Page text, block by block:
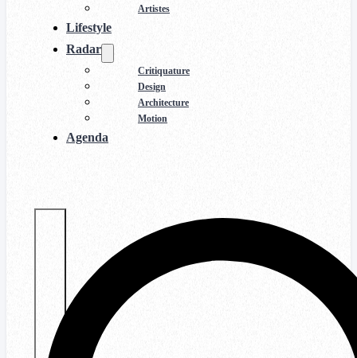
Artistes
Lifestyle
Radar
Critiquature
Design
Architecture
Motion
Agenda